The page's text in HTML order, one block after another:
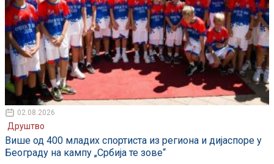
02.08.2026
Друштво
Више од 400 младих спортиста из региона и дијаспоре у
Београду на кампу „Србија те зове“